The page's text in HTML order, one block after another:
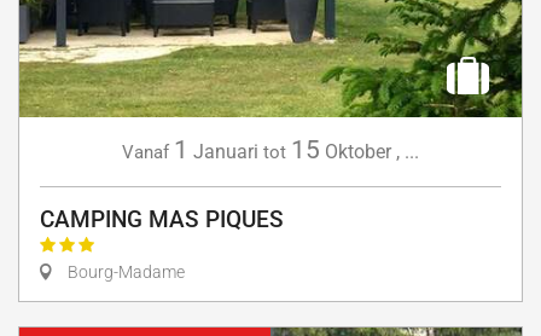
Vanaf 1 Januari tot 15 Oktober , ...
CAMPING MAS PIQUES
Bourg-Madame